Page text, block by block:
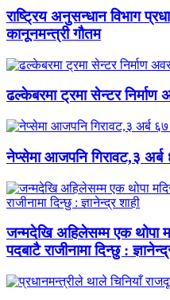
राष्ट्रिय अनुसन्धान विभाग
कानूनमन्त्री गौतम
ढल्केबरमा ट्रमा सेन्टर निर्माण
नेप्सेमा आजपनि गिरावट,३ अर्ब
जन्मदेखि अहिलेसम्म एक थोपा
पदबाटै राजीनामा दिन्छु :